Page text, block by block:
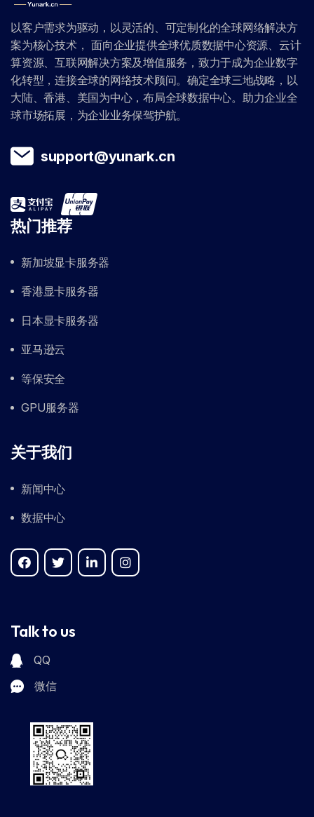
以客户需求为驱动，以灵活的、可定制化的全球网络解决方
案为核心技术， 面向企业提供全球优质数据中心资源、云计
算资源、互联网解决方案及增值服务，致力于成为企业数字
化转型，连接全球的网络技术顾问。确定全球三地战略，以
大陆、香港、美国为中心，布局全球数据中心。助力企业全
球市场拓展，为企业业务保驾护航。
support@yunark.cn
热门推荐
新加坡显卡服务器
香港显卡服务器
日本显卡服务器
亚马逊云
等保安全
GPU服务器
关于我们
新闻中心
数据中心
Talk to us
QQ
微信